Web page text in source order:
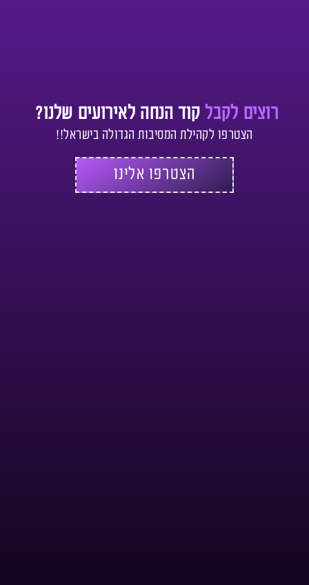
רוצים לקבל קוד הנחה לאירועים שלנו?
הצטרפו לקהילת המסיבות הגדולה בישראל!!
הצטרפו אלינו